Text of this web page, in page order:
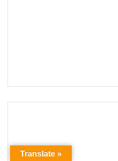
Translate »